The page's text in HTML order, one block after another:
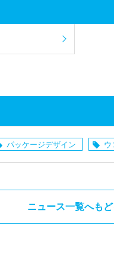
パッケージデザイン ウ
ニュース一覧へもど